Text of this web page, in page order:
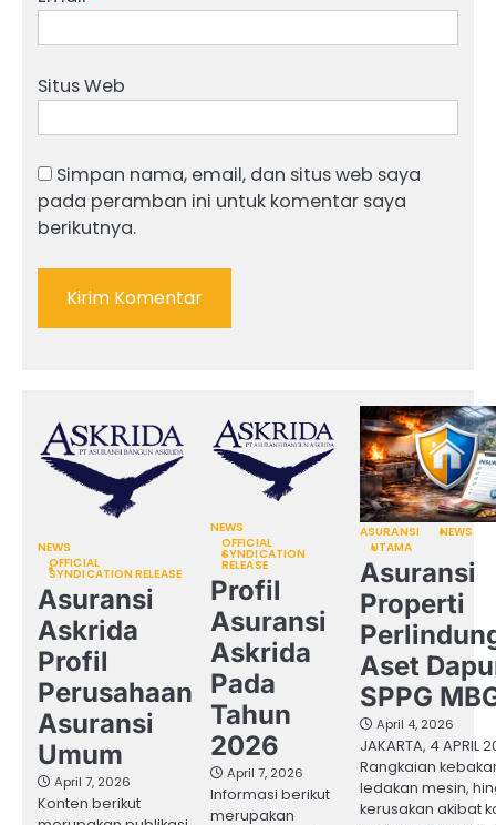
Situs Web
Simpan nama, email, dan situs web saya
pada peramban ini untuk komentar saya
berikutnya.
NEWS
OFFICIAL
SYNDICATION RELEASE
Asuransi
Askrida
Profil
Perusahaan
Asuransi
Umum
April 7, 2026
Konten berikut
NEWS
OFFICIAL
SYNDICATION
RELEASE
Profil
Asuransi
Askrida
Pada
Tahun
2026
April 7, 2026
Informasi berikut
merupakan
ASURANSI
NEWS
UTAMA
Asuransi
Properti
Aset
SPPG
April 4, 2026
JAKARTA, 4 APRIL
Rangkaian
ledakan mesin,
kerusakan akibat